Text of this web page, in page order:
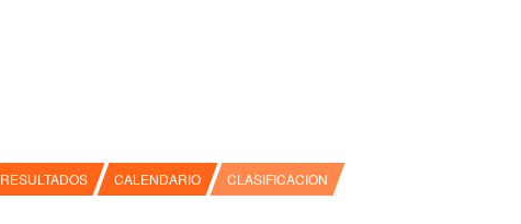
RESULTADOS CALENDARIO CLASIFICACION